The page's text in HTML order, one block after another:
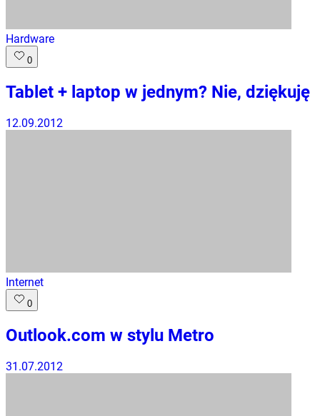
Hardware
0
Tablet + laptop w jednym? Nie, dziękuję
12.09.2012
Internet
0
Outlook.com w stylu Metro
31.07.2012